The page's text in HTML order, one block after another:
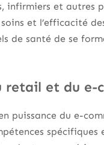
et autres
et l’efficacité
de santé de se
retail et du e-
puissance du e-
spécifiques